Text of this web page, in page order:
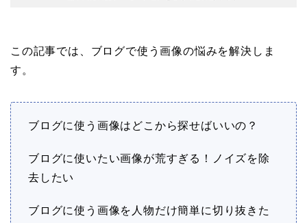
この記事では、ブログで使う画像の悩みを解決しま
す。
ブログに使う画像はどこから探せばいいの？
ブログに使いたい画像が荒すぎる！ノイズを除
去したい
ブログに使う画像を人物だけ簡単に切り抜きた